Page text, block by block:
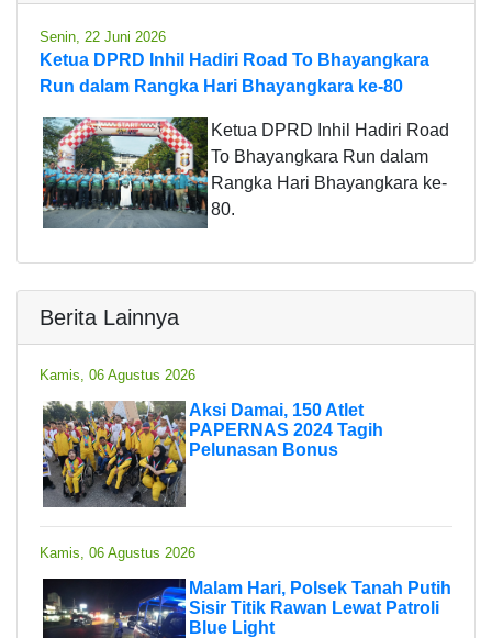
Senin, 22 Juni 2026
Ketua DPRD Inhil Hadiri Road To Bhayangkara
Run dalam Rangka Hari Bhayangkara ke-80
Ketua DPRD Inhil Hadiri Road
To Bhayangkara Run dalam
Rangka Hari Bhayangkara ke-
80.
Berita Lainnya
Kamis, 06 Agustus 2026
Aksi Damai, 150 Atlet
PAPERNAS 2024 Tagih
Pelunasan Bonus
Kamis, 06 Agustus 2026
Malam Hari, Polsek Tanah Putih
Sisir Titik Rawan Lewat Patroli
Blue Light